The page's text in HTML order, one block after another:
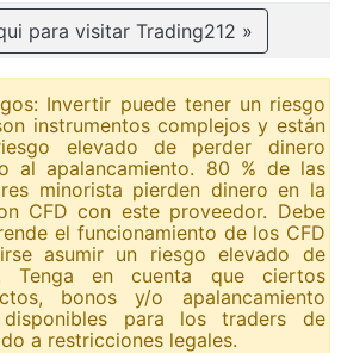
para visitar Trading212 »
Invertir puede tener un riesgo
instrumentos complejos y están
elevado de perder dinero
al apalancamiento. 80 % de las
minorista pierden dinero en la
CFD con este proveedor. Debe
el funcionamiento de los CFD
asumir un riesgo elevado de
Tenga en cuenta que ciertos
bonos y/o apalancamiento
para los traders de
a restricciones legales.